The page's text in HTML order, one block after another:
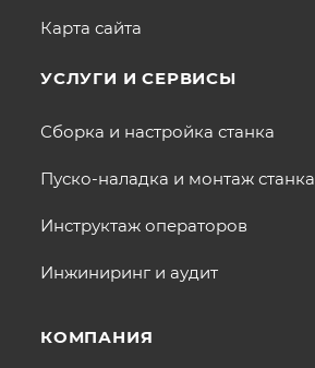
Карта сайта
УСЛУГИ И СЕРВИСЫ
Сборка и настройка станка
Пуско-наладка и монтаж станка
Инструктаж операторов
Инжиниринг и аудит
КОМПАНИЯ